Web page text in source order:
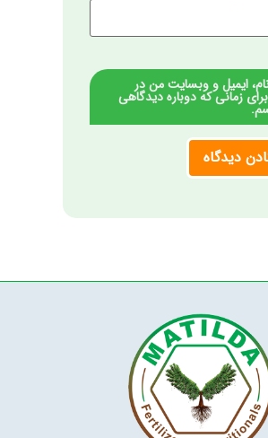
ایمیل و وبسایت من در
زمانی که دوباره دیدگاهی